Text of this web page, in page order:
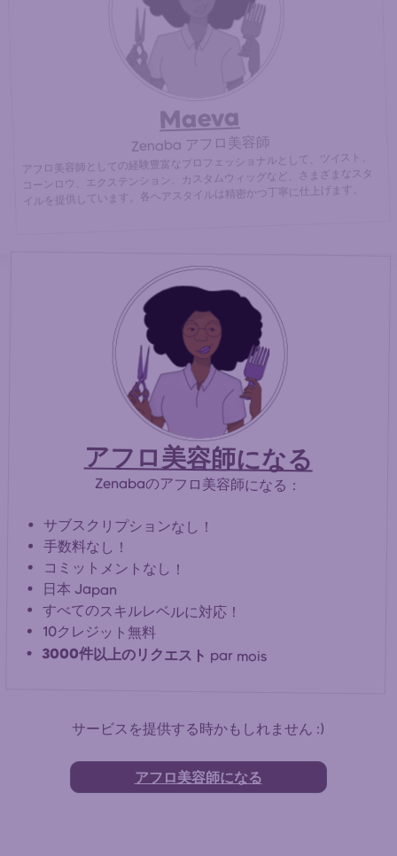
Maeva
Zenaba アフロ美容師
アフロ美容師としての経験豊富なプロフェッショナルとして、ツイスト、
コーンロウ、エクステンション、カスタムウィッグなど、さまざまなスタ
イルを提供しています。各ヘアスタイルは精密かつ丁寧に仕上げます。
アフロ美容師になる
Zenabaのアフロ美容師になる：
サブスクリプションなし！
手数料なし！
コミットメントなし！
日本 Japan
すべてのスキルレベルに対応！
10クレジット無料
3000件以上のリクエスト par mois
サービスを提供する時かもしれません :)
アフロ美容師になる